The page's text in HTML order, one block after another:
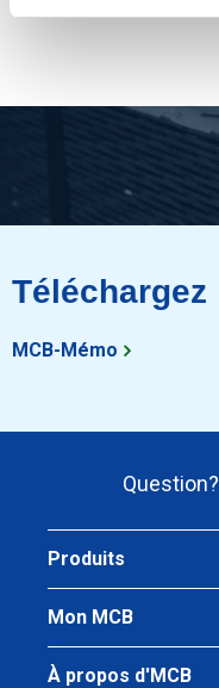
Téléchargez
MCB-Mémo
Question?
Produits
Mon MCB
À propos d'MCB